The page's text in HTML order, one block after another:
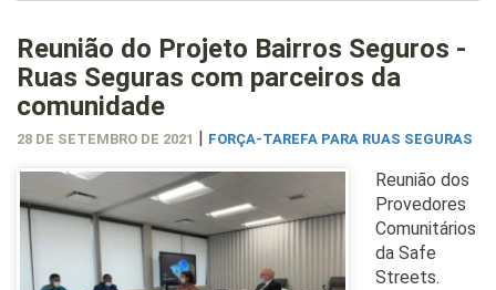
Reunião do Projeto Bairros Seguros -
Ruas Seguras com parceiros da
comunidade
28 DE SETEMBRO DE 2021 | FORÇA-TAREFA PARA RUAS SEGURAS
Reunião dos
Provedores
Comunitários
da Safe
Streets.